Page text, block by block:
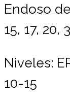
Endoso
15, 17, 20,
Niveles:
10-15